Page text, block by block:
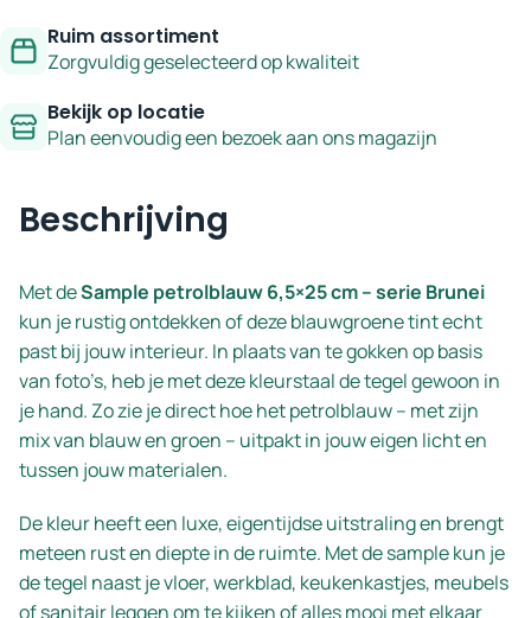
Ruim assortiment
Zorgvuldig geselecteerd op kwaliteit
Bekijk op locatie
Plan eenvoudig een bezoek aan ons magazijn
Beschrijving
Met deSample petrolblauw 6,5×25 cm – serie Brunei
kun je rustig ontdekken of deze blauwgroene tint echt
past bij jouw interieur. In plaats van te gokken op basis
van foto’s, heb je met deze kleurstaal de tegel gewoon in
je hand. Zo zie je direct hoe het petrolblauw – met zijn
mix van blauw en groen – uitpakt in jouw eigen licht en
tussen jouw materialen.
De kleur heeft een luxe, eigentijdse uitstraling en brengt
meteen rust en diepte in de ruimte. Met de sample kun je
de tegel naast je vloer, werkblad, keukenkastjes, meubels
of sanitair leggen om te kijken of alles mooi met elkaar